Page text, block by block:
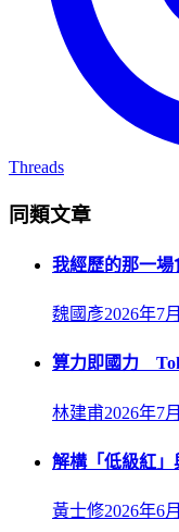
Threads
同類文章
我經歷的那一場
魏國彥2026年7
算力即國力
林建甫2026年7
解構「低級紅
黃士修2026年6